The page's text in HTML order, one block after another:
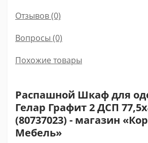
Отзывов (0)
Вопросы (0)
Похожие товары
Распашной Шкаф для
Гелар Графит 2 ДСП
(80737023) - магазин
Мебель»